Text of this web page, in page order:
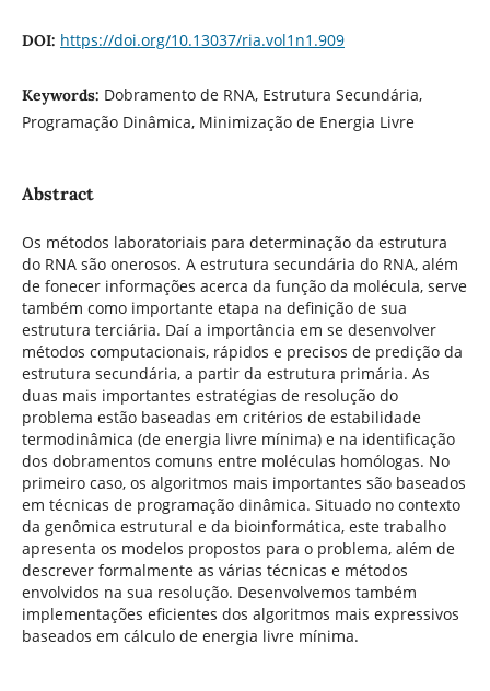
DOI: https://doi.org/10.13037/ria.vol1n1.909
Keywords: Dobramento de RNA, Estrutura Secundária,
Programação Dinâmica, Minimização de Energia Livre
Abstract
Os métodos laboratoriais para determinação da estrutura
do RNA são onerosos. A estrutura secundária do RNA, além
de fonecer informações acerca da função da molécula, serve
também como importante etapa na definição de sua
estrutura terciária. Daí a importância em se desenvolver
métodos computacionais, rápidos e precisos de predição da
estrutura secundária, a partir da estrutura primária. As
duas mais importantes estratégias de resolução do
problema estão baseadas em critérios de estabilidade
termodinâmica (de energia livre mínima) e na identificação
dos dobramentos comuns entre moléculas homólogas. No
primeiro caso, os algoritmos mais importantes são baseados
em técnicas de programação dinâmica. Situado no contexto
da genômica estrutural e da bioinformática, este trabalho
apresenta os modelos propostos para o problema, além de
descrever formalmente as várias técnicas e métodos
envolvidos na sua resolução. Desenvolvemos também
implementações eficientes dos algoritmos mais expressivos
baseados em cálculo de energia livre mínima.